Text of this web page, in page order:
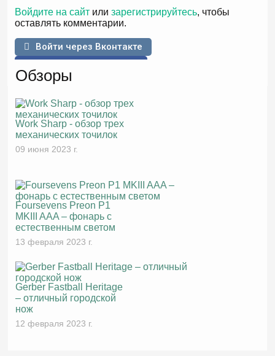
Войдите на сайт или зарегистрируйтесь, чтобы
оставлять комментарии.
Войти через Вконтакте
Обзоры
Work Sharp - обзор трех
механических точилок
09 июня 2023 г.
Foursevens Preon P1
MKIII AAA – фонарь с
естественным светом
13 февраля 2023 г.
Gerber Fastball Heritage
– отличный городской
нож
12 февраля 2023 г.